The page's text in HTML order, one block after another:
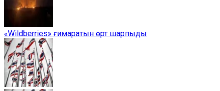
«Wildberries» ғимаратын өрт шарпыды